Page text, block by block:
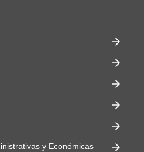
y Económicas